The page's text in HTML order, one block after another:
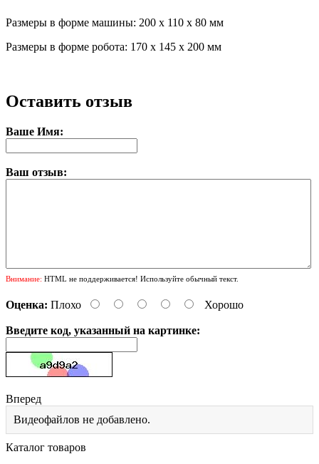
Размеры в форме машины: 200 х 110 х 80 мм
Размеры в форме робота: 170 х 145 х 200 мм
Оставить отзыв
Ваше Имя:
Ваш отзыв:
Внимание: HTML не поддерживается! Используйте обычный текст.
Оценка: Плохо Хорошо
Введите код, указанный на картинке:
Вперед
Видеофайлов не добавлено.
Каталог товаров